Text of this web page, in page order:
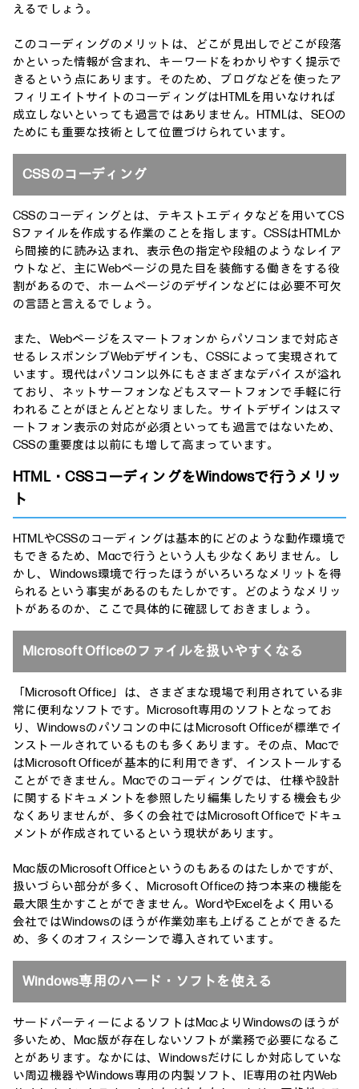
えるでしょう。
このコーディングのメリットは、どこが見出しでどこが段落
かといった情報が含まれ、キーワードをわかりやすく提示で
きるという点にあります。そのため、ブログなどを使ったア
フィリエイトサイトのコーディングはHTMLを用いなければ
成立しないといっても過言ではありません。HTMLは、SEOの
ためにも重要な技術として位置づけられています。
CSSのコーディング
CSSのコーディングとは、テキストエディタなどを用いてCS
Sファイルを作成する作業のことを指します。CSSはHTMLか
ら間接的に読み込まれ、表示色の指定や段組のようなレイア
ウトなど、主にWebページの見た目を装飾する働きをする役
割があるので、ホームページのデザインなどには必要不可欠
の言語と言えるでしょう。
また、Webページをスマートフォンからパソコンまで対応さ
せるレスポンシブWebデザインも、CSSによって実現されて
います。現代はパソコン以外にもさまざまなデバイスが溢れ
ており、ネットサーフォンなどもスマートフォンで手軽に行
われることがほとんどとなりました。サイトデザインはスマ
ートフォン表示の対応が必須といっても過言ではないため、
CSSの重要度は以前にも増して高まっています。
HTML・CSSコーディングをWindowsで行うメリッ
ト
HTMLやCSSのコーディングは基本的にどのような動作環境で
もできるため、Macで行うという人も少なくありません。し
かし、Windows環境で行ったほうがいろいろなメリットを得
られるという事実があるのもたしかです。どのようなメリッ
トがあるのか、ここで具体的に確認しておきましょう。
Microsoft Officeのファイルを扱いやすくなる
「Microsoft Office」は、さまざまな現場で利用されている非
常に便利なソフトです。Microsoft専用のソフトとなってお
り、Windowsのパソコンの中にはMicrosoft Officeが標準でイ
ンストールされているものも多くあります。その点、Macで
はMicrosoft Officeが基本的に利用できず、インストールする
ことができません。Macでのコーディングでは、仕様や設計
に関するドキュメントを参照したり編集したりする機会も少
なくありませんが、多くの会社ではMicrosoft Officeでドキュ
メントが作成されているという現状があります。
Mac版のMicrosoft Officeというのもあるのはたしかですが、
扱いづらい部分が多く、Microsoft Officeの持つ本来の機能を
最大限生かすことができません。WordやExcelをよく用いる
会社ではWindowsのほうが作業効率も上げることができるた
め、多くのオフィスシーンで導入されています。
Windows専用のハード・ソフトを使える
サードパーティーによるソフトはMacよりWindowsのほうが
多いため、Mac版が存在しないソフトが業務で必要になるこ
とがあります。なかには、Windowsだけにしか対応していな
い周辺機器やWindows専用の内製ソフト、IE専用の社内Web